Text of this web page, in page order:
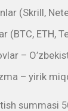
(Skrill,
(BTC, ETH,
–
– yirik
summasi